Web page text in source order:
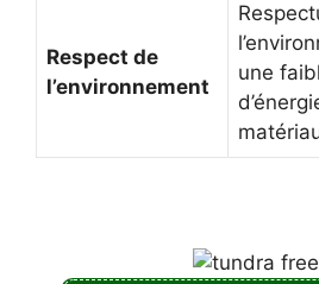
Respect de
l’environnement
une